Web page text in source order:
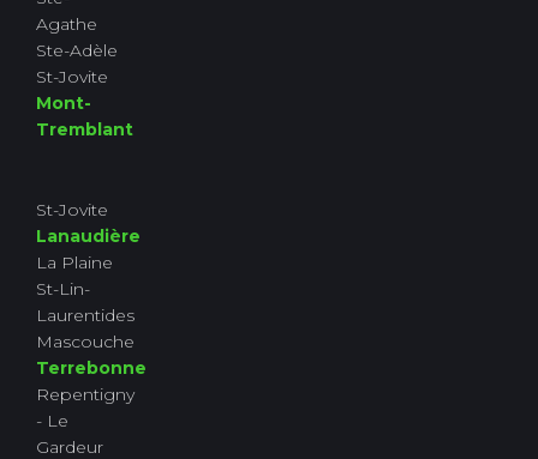
Agathe
Ste-Adèle
St-Jovite
Mont-
Tremblant
St-Jovite
Lanaudière
La Plaine
St-Lin-
Laurentides
Mascouche
Terrebonne
Repentigny
- Le
Gardeur